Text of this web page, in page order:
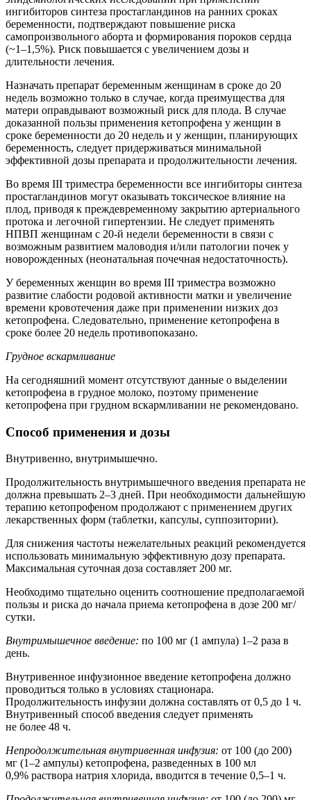
ингибиторов синтеза простагландинов на ранних сроках
беременности, подтверждают повышение риска
самопроизвольного аборта и формирования пороков сердца
(~1–1,5%). Риск повышается с увеличением дозы и
длительности лечения.
Назначать препарат беременным женщинам в сроке до 20
недель возможно только в случае, когда преимущества для
матери оправдывают возможный риск для плода. В случае
доказанной пользы применения кетопрофена у женщин в
сроке беременности до 20 недель и у женщин, планирующих
беременность, следует придерживаться минимальной
эффективной дозы препарата и продолжительности лечения.
Во время III триместра беременности все ингибиторы синтеза
простагландинов могут оказывать токсическое влияние на
плод, приводя к преждевременному закрытию артериального
протока и легочной гипертензии. Не следует применять
НПВП женщинам с 20‑й недели беременности в связи с
возможным развитием маловодия и/или патологии почек у
новорожденных (неонатальная почечная недостаточность).
У беременных женщин во время III триместра возможно
развитие слабости родовой активности матки и увеличение
времени кровотечения даже при применении низких доз
кетопрофена. Следовательно, применение кетопрофена в
сроке более 20 недель противопоказано.
Грудное вскармливание
На сегодняшний момент отсутствуют данные о выделении
кетопрофена в грудное молоко, поэтому применение
кетопрофена при грудном вскармливании не рекомендовано.
Способ применения и дозы
Внутривенно, внутримышечно.
Продолжительность внутримышечного введения препарата не
должна превышать 2–3 дней. При необходимости дальнейшую
терапию кетопрофеном продолжают с применением других
лекарственных форм (таблетки, капсулы, суппозитории).
Для снижения частоты нежелательных реакций рекомендуется
использовать минимальную эффективную дозу препарата.
Максимальная суточная доза составляет 200 мг.
Необходимо тщательно оценить соотношение предполагаемой
пользы и риска до начала приема кетопрофена в дозе 200 мг/
сутки.
Внутримышечное введение: по 100 мг (1 ампула) 1–2 раза в
день.
Внутривенное инфузионное введение кетопрофена должно
проводиться только в условиях стационара.
Продолжительность инфузии должна составлять от 0,5 до 1 ч.
Внутривенный способ введения следует применять
не более 48 ч.
Непродолжительная внутривенная инфузия: от 100 (до 200)
мг (1–2 ампулы) кетопрофена, разведенных в 100 мл
0,9% раствора натрия хлорида, вводится в течение 0,5–1 ч.